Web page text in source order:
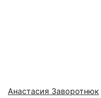
Анастасия Заворотнюк